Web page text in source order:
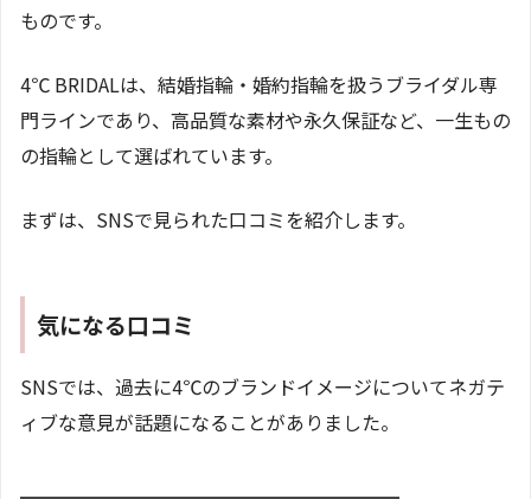
ものです。
4℃ BRIDALは、結婚指輪・婚約指輪を扱うブライダル専
門ラインであり、高品質な素材や永久保証など、一生もの
の指輪として選ばれています。
まずは、SNSで見られた口コミを紹介します。
気になる口コミ
SNSでは、過去に4℃のブランドイメージについてネガテ
ィブな意見が話題になることがありました。